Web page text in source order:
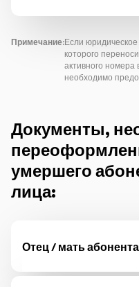
Примечание:Если
которого
активного номера
необходимо
Документы,
умершего
лица:
Отец / мать абонента